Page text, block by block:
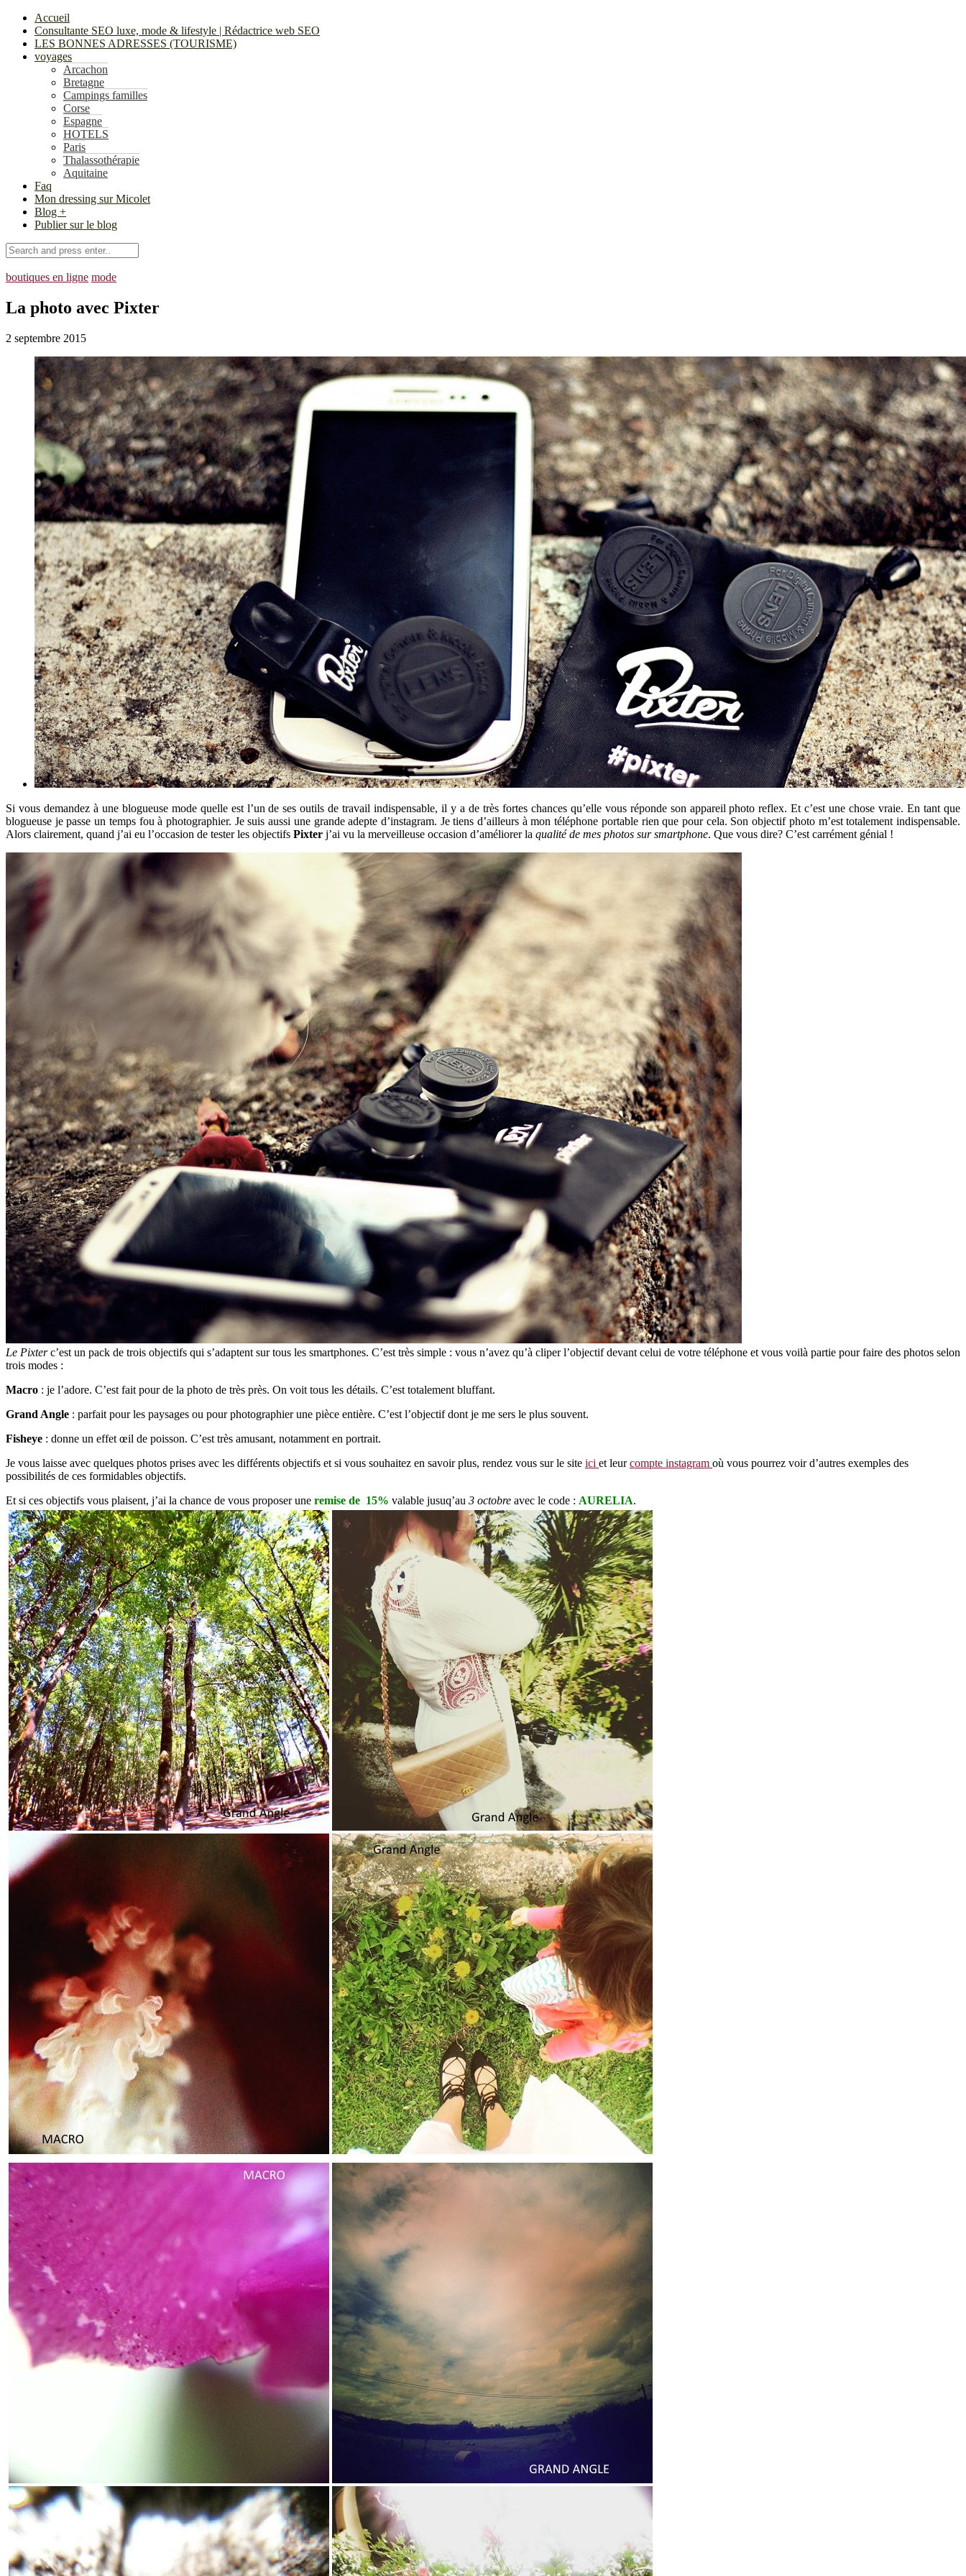
Accueil
Consultante SEO luxe, mode & lifestyle | Rédactrice web SEO
LES BONNES ADRESSES (TOURISME)
voyages
Arcachon
Bretagne
Campings familles
Corse
Espagne
HOTELS
Paris
Thalassothérapie
Aquitaine
Faq
Mon dressing sur Micolet
Blog +
Publier sur le blog
boutiques en ligne mode
La photo avec Pixter
2 septembre 2015
Si vous demandez à une blogueuse mode quelle est l’un de ses outils de travail indispensable, il y a de très fortes chances qu’elle vous réponde son appareil photo reflex. Et c’est une chose vraie. En tant que
blogueuse je passe un temps fou à photographier. Je suis aussi une grande adepte d’instagram. Je tiens d’ailleurs à mon téléphone portable rien que pour cela. Son objectif photo m’est totalement indispensable.
Alors clairement, quand j’ai eu l’occasion de tester les objectifs Pixter j’ai vu la merveilleuse occasion d’améliorer la qualité de mes photos sur smartphone. Que vous dire? C’est carrément génial !
Le Pixterc’est un pack de trois objectifs qui s’adaptent sur tous les smartphones. C’est très simple : vous n’avez qu’à cliper l’objectif devant celui de votre téléphone et vous voilà partie pour faire des photos selon
trois modes :
Macro : je l’adore. C’est fait pour de la photo de très près. On voit tous les détails. C’est totalement bluffant.
Grand Angle : parfait pour les paysages ou pour photographier une pièce entière. C’est l’objectif dont je me sers le plus souvent.
Fisheye : donne un effet œil de poisson. C’est très amusant, notamment en portrait.
Je vous laisse avec quelques photos prises avec les différents objectifs et si vous souhaitez en savoir plus, rendez vous sur le site ici et leurcompte instagram où vous pourrez voir d’autres exemples des
possibilités de ces formidables objectifs.
Et si ces objectifs vous plaisent, j’ai la chance de vous proposer une remise de 15% valable jusuq’au 3 octobre avec le code : AURELIA.